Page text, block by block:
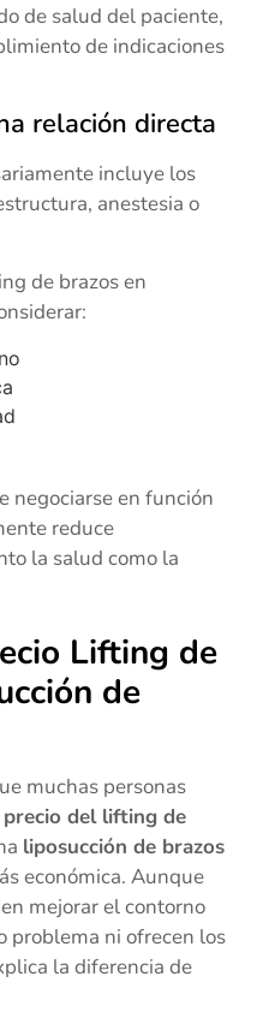
de salud del paciente,
de indicaciones
relación directa
incluye los
anestesia o
de brazos en
negociarse en función
reduce
la salud como la
Lifting de
de
muchas personas
precio del lifting de
liposucción de brazos
económica. Aunque
mejorar el contorno
problema ni ofrecen los
la diferencia de